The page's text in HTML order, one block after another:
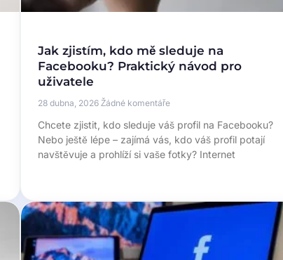
Jak zjistím, kdo mě sleduje na
Facebooku? Praktický návod pro
uživatele
28 dubna, 2026 Žádné komentáře
Chcete zjistit, kdo sleduje váš profil na Facebooku?
Nebo ještě lépe – zajímá vás, kdo váš profil potají
navštěvuje a prohlíží si vaše fotky? Internet